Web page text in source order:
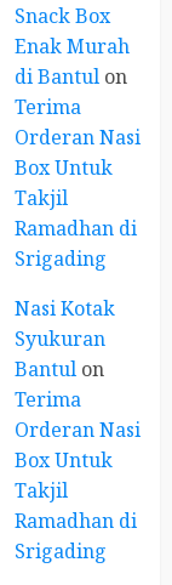
Snack Box
Enak Murah
di Bantul on
Terima
Orderan Nasi
Box Untuk
Takjil
Ramadhan di
Srigading
Nasi Kotak
Syukuran
Bantul on
Terima
Orderan Nasi
Box Untuk
Takjil
Ramadhan di
Srigading